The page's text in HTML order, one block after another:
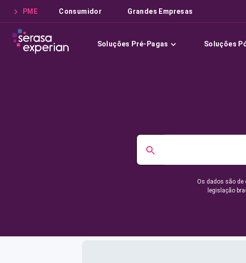
PME Consumidor Grandes Empresas
Soluções Pré-Pagas Soluções
Os dados são de
legislação